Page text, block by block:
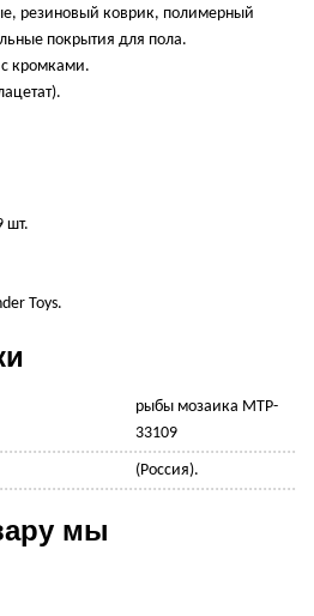
резиновый коврик, полимерный
покрытия для пола.
с кромками.
шт.
Toys.
рыбы мозаика MTP-
33109
(Россия).
мы